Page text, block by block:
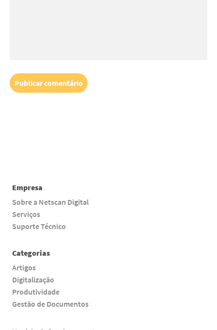
Empresa
Sobre a Netscan Digital
Serviços
Suporte Técnico
Categorias
Artigos
Digitalização
Produtividade
Gestão de Documentos